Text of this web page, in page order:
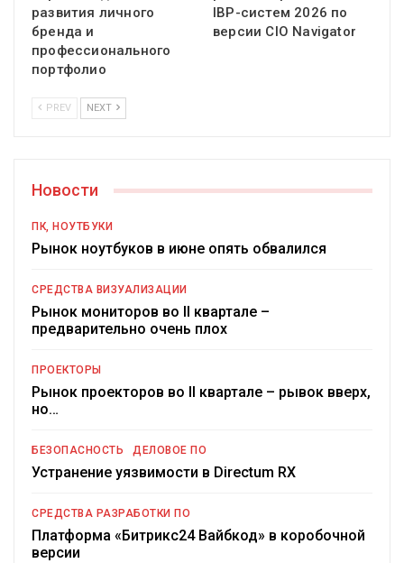
развития личного
бренда и
профессионального
портфолио
IBP-систем 2026 по
версии CIO Navigator
PREV NEXT
Новости
ПК, НОУТБУКИ
Рынок ноутбуков в июне опять обвалился
СРЕДСТВА ВИЗУАЛИЗАЦИИ
Рынок мониторов во II квартале –
предварительно очень плох
ПРОЕКТОРЫ
Рынок проекторов во II квартале – рывок вверх,
но…
БЕЗОПАСНОСТЬ ДЕЛОВОЕ ПО
Устранение уязвимости в Directum RX
СРЕДСТВА РАЗРАБОТКИ ПО
Платформа «Битрикс24 Вайбкод» в коробочной
версии